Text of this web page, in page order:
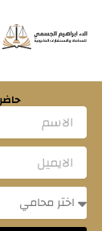
إلى
المحتوى